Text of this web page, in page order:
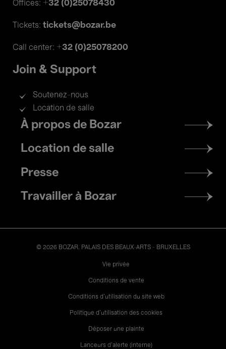
Offices: +32 (0)25078430
Tickets: tickets@bozar.be
Call center: +32 (0)25078200
Join & Support
Soutenez-nous
Location de salle
Footer
menu
À propos de Bozar
Location de salle
Presse
Travailler à Bozar
© 2026 BOZAR. PALAIS DES BEAUX-ARTS - BRUXELLES
Vie privée
Conditions de vente
Conditions d'utilisation du site web
Politique d'utilisation des cookies
Déposer une plainte
Lanceurs d’alerte (interne)